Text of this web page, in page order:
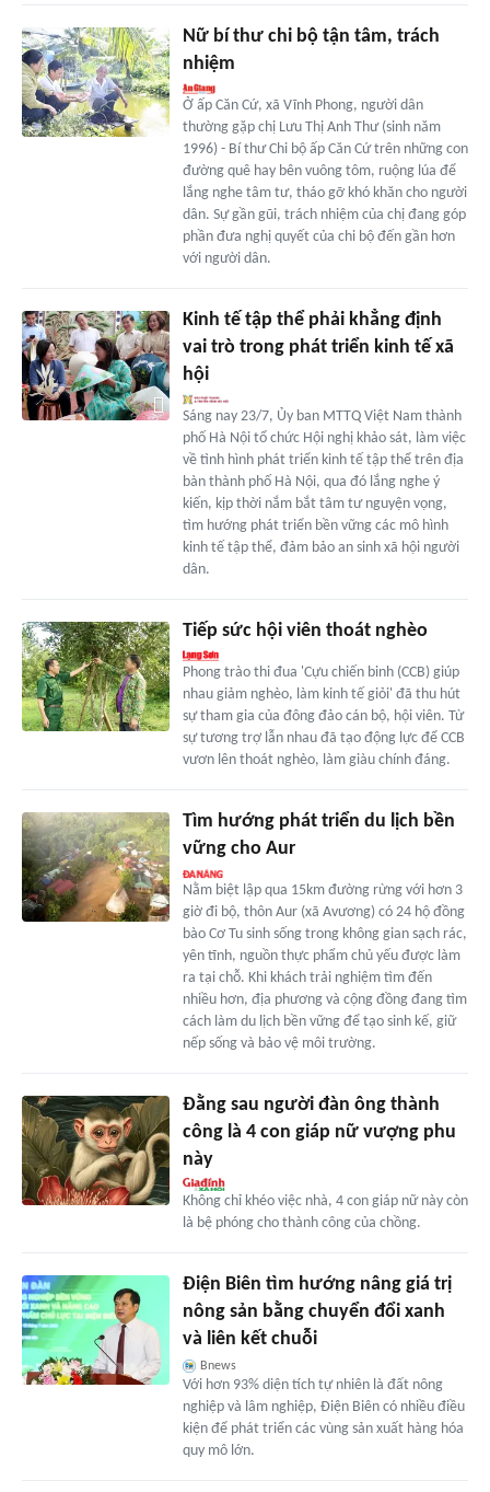
Nữ bí thư chi bộ tận tâm, trách
nhiệm
Ở ấp Căn Cứ, xã Vĩnh Phong, người dân
thường gặp chị Lưu Thị Anh Thư (sinh năm
1996) - Bí thư Chi bộ ấp Căn Cứ trên những con
đường quê hay bên vuông tôm, ruộng lúa để
lắng nghe tâm tư, tháo gỡ khó khăn cho người
dân. Sự gần gũi, trách nhiệm của chị đang góp
phần đưa nghị quyết của chi bộ đến gần hơn
với người dân.
Kinh tế tập thể phải khẳng định
vai trò trong phát triển kinh tế xã
hội
Sáng nay 23/7, Ủy ban MTTQ Việt Nam thành
phố Hà Nội tổ chức Hội nghị khảo sát, làm việc
về tình hình phát triển kinh tế tập thể trên địa
bàn thành phố Hà Nội, qua đó lắng nghe ý
kiến, kịp thời nắm bắt tâm tư nguyện vọng,
tìm hướng phát triển bền vững các mô hình
kinh tế tập thể, đảm bảo an sinh xã hội người
dân.
Tiếp sức hội viên thoát nghèo
Phong trào thi đua 'Cựu chiến binh (CCB) giúp
nhau giảm nghèo, làm kinh tế giỏi' đã thu hút
sự tham gia của đông đảo cán bộ, hội viên. Từ
sự tương trợ lẫn nhau đã tạo động lực để CCB
vươn lên thoát nghèo, làm giàu chính đáng.
Tìm hướng phát triển du lịch bền
vững cho Aur
Nằm biệt lập qua 15km đường rừng với hơn 3
giờ đi bộ, thôn Aur (xã Avương) có 24 hộ đồng
bào Cơ Tu sinh sống trong không gian sạch rác,
yên tĩnh, nguồn thực phẩm chủ yếu được làm
ra tại chỗ. Khi khách trải nghiệm tìm đến
nhiều hơn, địa phương và cộng đồng đang tìm
cách làm du lịch bền vững để tạo sinh kế, giữ
nếp sống và bảo vệ môi trường.
Đằng sau người đàn ông thành
công là 4 con giáp nữ vượng phu
này
Không chỉ khéo việc nhà, 4 con giáp nữ này còn
là bệ phóng cho thành công của chồng.
Điện Biên tìm hướng nâng giá trị
nông sản bằng chuyển đổi xanh
và liên kết chuỗi
Bnews
Với hơn 93% diện tích tự nhiên là đất nông
nghiệp và lâm nghiệp, Điện Biên có nhiều điều
kiện để phát triển các vùng sản xuất hàng hóa
quy mô lớn.